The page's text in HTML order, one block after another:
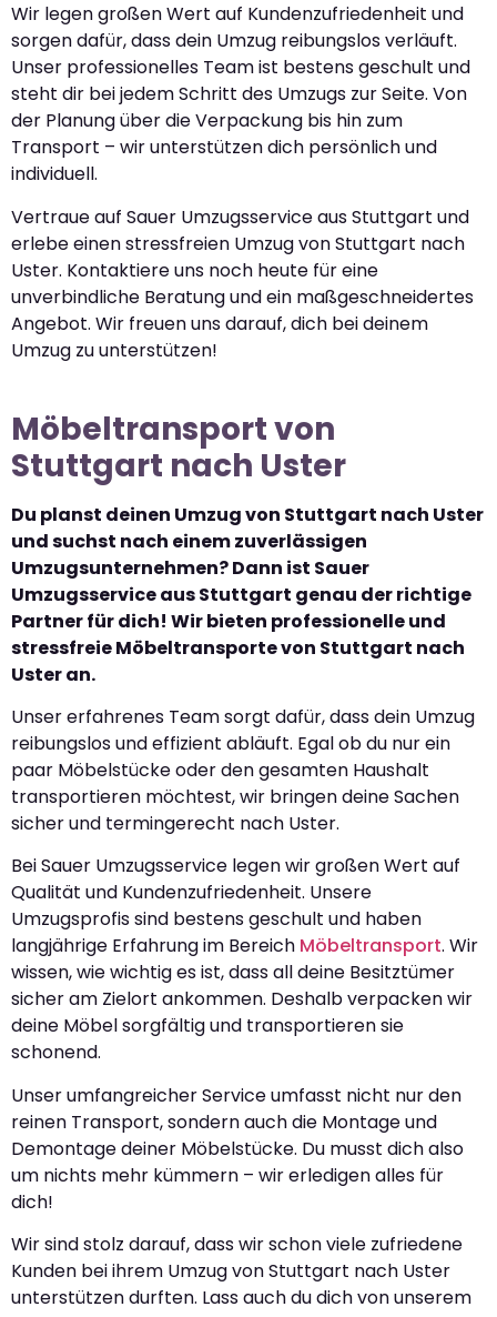
Wir legen großen Wert auf Kundenzufriedenheit und
sorgen dafür, dass dein Umzug reibungslos verläuft.
Unser professionelles Team ist bestens geschult und
steht dir bei jedem Schritt des Umzugs zur Seite. Von
der Planung über die Verpackung bis hin zum
Transport – wir unterstützen dich persönlich und
individuell.
Vertraue auf Sauer Umzugsservice aus Stuttgart und
erlebe einen stressfreien Umzug von Stuttgart nach
Uster. Kontaktiere uns noch heute für eine
unverbindliche Beratung und ein maßgeschneidertes
Angebot. Wir freuen uns darauf, dich bei deinem
Umzug zu unterstützen!
Möbeltransport von
Stuttgart nach Uster
Du planst deinen Umzug von Stuttgart nach Uster
und suchst nach einem zuverlässigen
Umzugsunternehmen? Dann ist Sauer
Umzugsservice aus Stuttgart genau der richtige
Partner für dich! Wir bieten professionelle und
stressfreie Möbeltransporte von Stuttgart nach
Uster an.
Unser erfahrenes Team sorgt dafür, dass dein Umzug
reibungslos und effizient abläuft. Egal ob du nur ein
paar Möbelstücke oder den gesamten Haushalt
transportieren möchtest, wir bringen deine Sachen
sicher und termingerecht nach Uster.
Bei Sauer Umzugsservice legen wir großen Wert auf
Qualität und Kundenzufriedenheit. Unsere
Umzugsprofis sind bestens geschult und haben
langjährige Erfahrung im Bereich Möbeltransport. Wir
wissen, wie wichtig es ist, dass all deine Besitztümer
sicher am Zielort ankommen. Deshalb verpacken wir
deine Möbel sorgfältig und transportieren sie
schonend.
Unser umfangreicher Service umfasst nicht nur den
reinen Transport, sondern auch die Montage und
Demontage deiner Möbelstücke. Du musst dich also
um nichts mehr kümmern – wir erledigen alles für
dich!
Wir sind stolz darauf, dass wir schon viele zufriedene
Kunden bei ihrem Umzug von Stuttgart nach Uster
unterstützen durften. Lass auch du dich von unserem